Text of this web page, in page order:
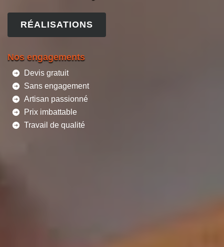
RÉALISATIONS
Nos engagements
Devis gratuit
Sans engagement
Artisan passionné
Prix imbattable
Travail de qualité